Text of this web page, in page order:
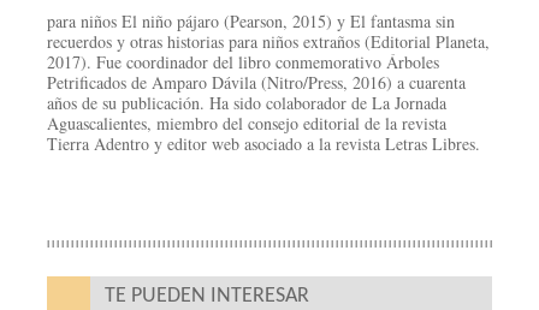
para niños El niño pájaro (Pearson, 2015) y El fantasma sin
recuerdos y otras historias para niños extraños (Editorial Planeta,
2017). Fue coordinador del libro conmemorativo Árboles
Petrificados de Amparo Dávila (Nitro/Press, 2016) a cuarenta
años de su publicación. Ha sido colaborador de La Jornada
Aguascalientes, miembro del consejo editorial de la revista
Tierra Adentro y editor web asociado a la revista Letras Libres.
TE PUEDEN INTERESAR